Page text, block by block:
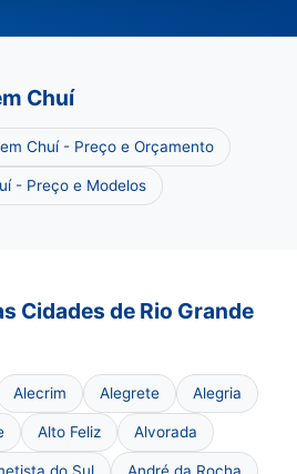
Chuí
Chuí - Preço e Orçamento
- Preço e Modelos
Cidades de Rio Grande
Alecrim Alegrete Alegria
Alto Feliz Alvorada